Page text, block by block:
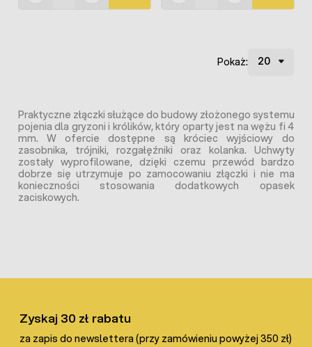
Pokaż:
Praktyczne złączki służące do budowy złożonego systemu
pojenia dla gryzoni i królików, który oparty jest na wężu fi 4
mm. W ofercie dostępne są króciec wyjściowy do
zasobnika, trójniki, rozgałęźniki oraz kolanka. Uchwyty
zostały wyprofilowane, dzięki czemu przewód bardzo
dobrze się utrzymuje po zamocowaniu złączki i nie ma
konieczności stosowania dodatkowych opasek
zaciskowych.
Zyskaj 30 zł rabatu
za zapis do newslettera (przy zamówieniu powyżej 350 zł)